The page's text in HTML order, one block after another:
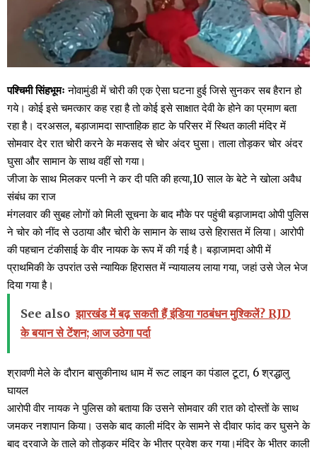
पश्चिमी सिंहभूमः नोवामुंडी में चोरी की एक ऐसा घटना हुई जिसे सुनकर सब हैरान हो
गये। कोई इसे चमत्कार कह रहा है तो कोई इसे साक्षात देवी के होने का प्रमाण बता
रहा है। दरअसल, बड़ाजामदा साप्ताहिक हाट के परिसर में स्थित काली मंदिर में
सोमवार देर रात चोरी करने के मकसद से चोर अंदर घुसा। ताला तोड़कर चोर अंदर
घुसा और सामान के साथ वहीं सो गया।
जीजा के साथ मिलकर पत्नी ने कर दी पति की हत्या,10 साल के बेटे ने खोला अवैध
संबंध का राज
मंगलवार की सुबह लोगों को मिली सूचना के बाद मौके पर पहुंची बड़ाजामदा ओपी पुलिस
ने चोर को नींद से उठाया और चोरी के सामान के साथ उसे हिरासत में लिया। आरोपी
की पहचान टंकीसाई के वीर नायक के रूप में की गई है। बड़ाजामदा ओपी में
प्राथमिकी के उपरांत उसे न्यायिक हिरासत में न्यायालय लाया गया, जहां उसे जेल भेज
दिया गया है।
See also झारखंड में बढ़ सकती हैं इंडिया गठबंधन मुश्किलें? RJD
के बयान से टेंशन; आज उठेगा पर्दा
श्रावणी मेले के दौरान बासुकीनाथ धाम में रूट लाइन का पंडाल टूटा, 6 श्रद्धालु
घायल
आरोपी वीर नायक ने पुलिस को बताया कि उसने सोमवार की रात को दोस्तों के साथ
जमकर नशापान किया। उसके बाद काली मंदिर के सामने से दीवार फांद कर घुसने के
बाद दरवाजे के ताले को तोड़कर मंदिर के भीतर प्रवेश कर गया।मंदिर के भीतर काली